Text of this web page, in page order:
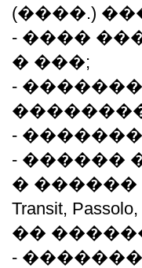
(����.)
- ����
� ���;
-
-
- ������
� ������
Transit,
��
-